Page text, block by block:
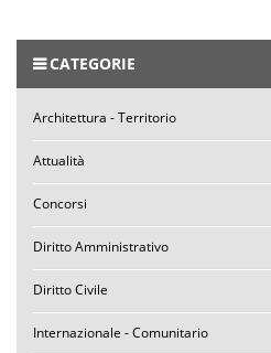
CATEGORIE
Architettura - Territorio
Attualità
Concorsi
Diritto Amministrativo
Diritto Civile
Internazionale - Comunitario